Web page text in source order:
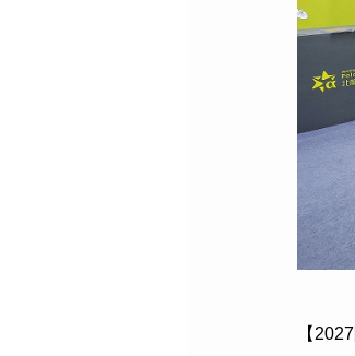
【 2027